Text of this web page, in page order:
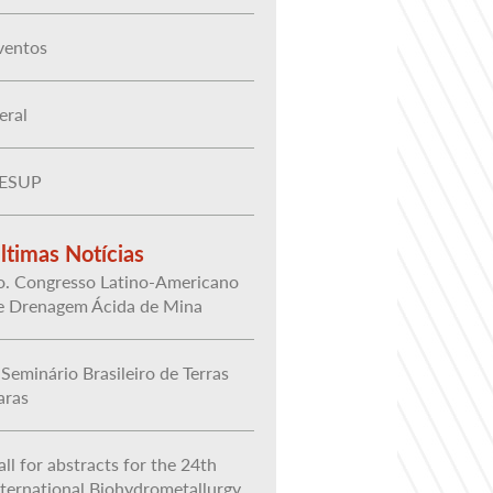
Notícias
Congresso Latino-Americano
Drenagem Ácida de Mina
Brasileiro de Terras
for abstracts for the 24th